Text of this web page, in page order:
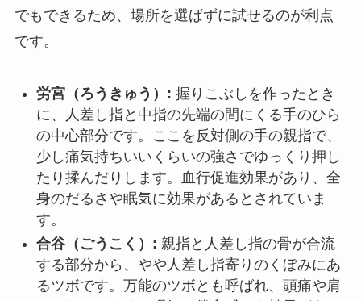
でもできるため、場所を選ばずに試せるのが利点
です。
労宮（ろうきゅう）: 握りこぶしを作ったとき
に、人差し指と中指の先端の間にくる手のひら
の中心部分です。ここを反対側の手の親指で、
少し痛気持ちいいくらいの強さでゆっくり押し
たり揉んだりします。血行促進効果があり、全
身のだるさや眠気に効果があるとされていま
す。
合谷（ごうこく）: 親指と人差し指の骨が合流
する部分から、やや人差し指寄りのくぼみにあ
るツボです。万能のツボとも呼ばれ、頭痛や肩